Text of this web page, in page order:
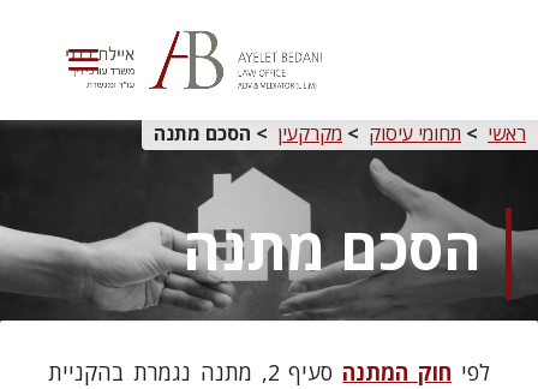
ראשי > תחומי עיסוק > מקרקעין > הסכם מתנה
הסכם מתנה
לפי חוק המתנה
סעיף 2, מתנה נגמרת בהקניית